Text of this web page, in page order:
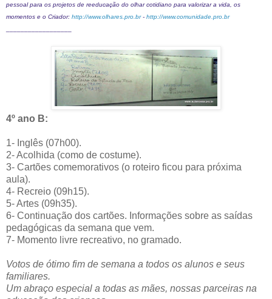
pessoal para os projetos de reeducação do olhar cotidiano para valorizar a vida, os
momentos e o Criador: http://www.olhares.pro.br- http://www.comunidade.pro.br
4º ano B:
1- Inglês (07h00).
2- Acolhida (como de costume).
3- Cartões comemorativos (o roteiro ficou para próxima
aula).
4- Recreio (09h15).
5- Artes (09h35).
6- Continuação dos cartões. Informações sobre as saídas
pedagógicas da semana que vem.
7- Momento livre recreativo, no gramado.
Votos de ótimo fim de semana a todos os alunos e seus
familiares.
Um abraço especial a todas as mães, nossas parceiras na